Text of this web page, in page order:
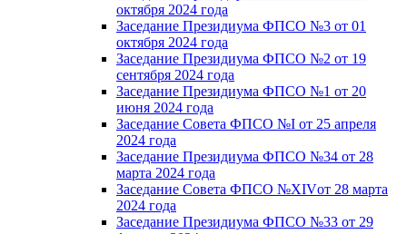
октября 2024 года
Заседание Президиума ФПСО №3 от 01
октября 2024 года
Заседание Президиума ФПСО №2 от 19
сентября 2024 года
Заседание Президиума ФПСО №1 от 20
июня 2024 года
Заседание Совета ФПСО №I от 25 апреля
2024 года
Заседание Президиума ФПСО №34 от 28
марта 2024 года
Заседание Совета ФПСО №XIVот 28 марта
2024 года
Заседание Президиума ФПСО №33 от 29